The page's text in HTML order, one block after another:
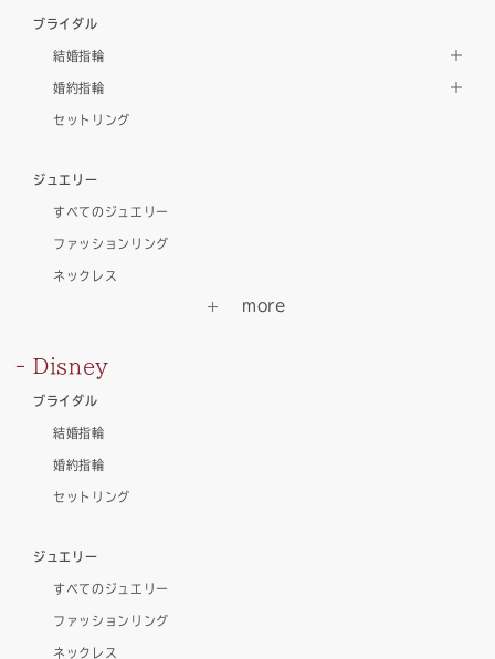
ブライダル
結婚指輪
婚約指輪
セットリング
ジュエリー
すべてのジュエリー
ファッションリング
ネックレス
Disney
ブライダル
結婚指輪
婚約指輪
セットリング
ジュエリー
すべてのジュエリー
ファッションリング
ネックレス